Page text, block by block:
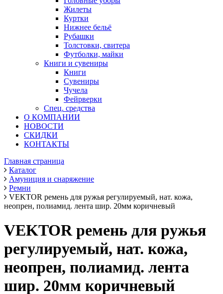
Жилеты
Куртки
Нижнее бельё
Рубашки
Толстовки, свитера
Футболки, майки
Книги и сувениры
Книги
Сувениры
Чучела
Фейрверки
Спец. средства
О КОМПАНИИ
НОВОСТИ
СКИДКИ
КОНТАКТЫ
Главная страница
Каталог
Амуниция и снаряжение
Ремни
VEKTOR ремень для ружья регулируемый, нат. кожа,
неопрен, полиамид. лента шир. 20мм коричневый
VEKTOR ремень для ружья
регулируемый, нат. кожа,
неопрен, полиамид. лента
шир. 20мм коричневый